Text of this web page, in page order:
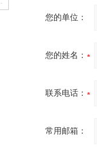
您的单位：
您的姓名：
联系电话：
常用邮箱：